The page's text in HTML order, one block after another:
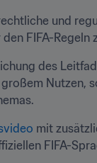
und
FIFA-
des
Nutzen,
mit
FIFA-